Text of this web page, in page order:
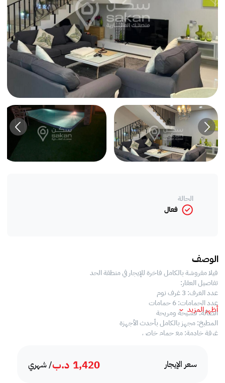
سعر الإيجار 1,420 د.ب/ شهري
الحالة
فعال
الوصف
فيلا مفروشة بالكامل فاخرة للإيجار في منطقة الحد
تفاصيل العقار:
عدد الغرف: 3 غرف نوم
عدد الحمامات: 6 حمامات
الصالة: فسيحة ومريحة
المطبخ: مجهز بالكامل بأحدث الأجهزة
غرفة خادمة: مع حمام خاص
موقف سيارات ، جيم ، حوش ، غرفة ماستر ، مسبح، إنترنت ، تكييف مركزي
أظهر المزيد